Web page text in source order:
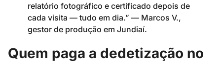
relatório fotográfico e certificado depois de
cada visita — tudo em dia.” — Marcos V.,
gestor de produção em Jundiaí.
Quem paga a dedetização no